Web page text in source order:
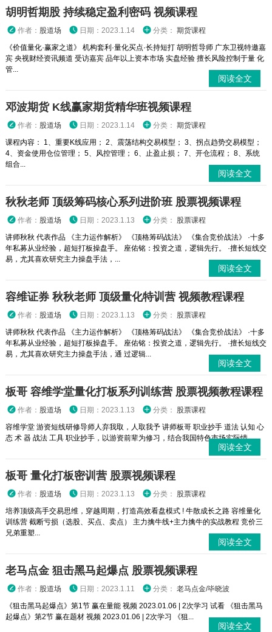
胡明哲期股 持续稳定盈利密码 视频课程
作者： 股道场 日期：2023.1.14 分类： 期货课程
《价值量化·赢家之道》 机构套利·量化买点·长持短打 胡明哲导师 广东卫视特邀嘉
宾 央视财经资讯频道 受访嘉宾 品年以上资本市场 实盘经验 擅长风险控制于量 化
管...
阅读全文
邓波期货 K线赢家期货精华班视频课程
作者： 股道场 日期：2023.1.14 分类： 期货课程
课程内容： 1、重要K线应用； 2、震荡结构交易模型； 3、拐点趋势交易模型；
4、资金使用仓位管理； 5、风控管理； 6、止盈止损； 7、开仓流程； 8、系统
组合...
阅读全文
秋秋老师 顶级筹码核心系列进阶班 股票视频课程
作者： 股道场 日期：2023.1.13 分类： 股票课程
讲师秋秋 代表作品 《主力运作解析》 《顶格筹码战法》 《集合竞价战法》 ·十多
年私募从业经验，超短打板操盘手。 座佑铭：投资之道，逻辑先行。 ·擅长短线交
易，尤其喜欢研究主力操盘手法，...
阅读全文
容维证券 秋秋老师 顶级量化特训营 视频教程课程
作者： 股道场 日期：2023.1.13 分类： 股票课程
讲师秋秋 代表作品 《主力运作解析》 《顶格筹码战法》 《集合竞价战法》 ·十多
年私募从业经验，超短打板操盘手。 座佑铭：投资之道，逻辑先行。 ·擅长短线交
易，尤其喜欢研究主力操盘手法，通 过逻辑...
阅读全文
板哥 容维学堂量化打板系列训练营 股票视频教程课程
作者： 股道场 日期：2023.1.13 分类： 股票课程
容维学堂 游资短线研修导师人弃我取，人取我予 讲师板哥 职业抄手 道法 认知 心
态 术 器 战法 工具 职业抄手，以游资前辈为修习，结合我国特色市场实际情...
阅读全文
板哥 量化打板密训营 股票视频课程
作者： 股道场 日期：2023.1.13 分类： 股票课程
培养顶级高手交易思维，穿越周期，打造高效看盘模式 ! 牛散成长之路 容维量化
训练营 截断亏损（选股、买点、卖点） 主力擒牛线+主力擒牛的实战教程 竞价三
兄弟重塑...
阅读全文
老马点金 狙击黑马起爆点 股票视频课程
作者： 股道场 日期：2023.1.11 分类： 老马点金/毕晓波
《狙击黑马起爆点》第1节 赢在量能 视频 2023.01.06 | 2次学习 试看 《狙击黑马
起爆点》第2节 赢在题材 视频 2023.01.06 | 2次学习 《狙...
阅读全文